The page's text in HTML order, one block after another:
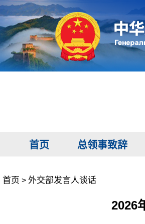
首页 总领事致辞
首页 > 外交部发言人谈话
2026